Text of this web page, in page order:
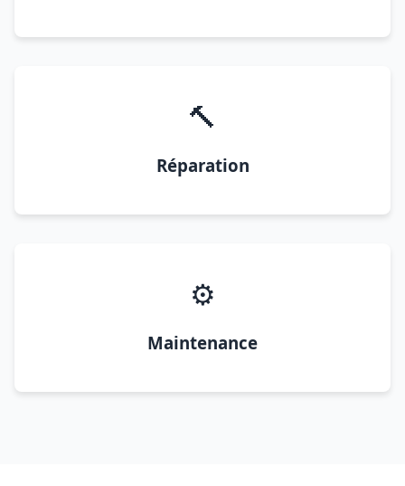
🔨
Réparation
⚙️
Maintenance